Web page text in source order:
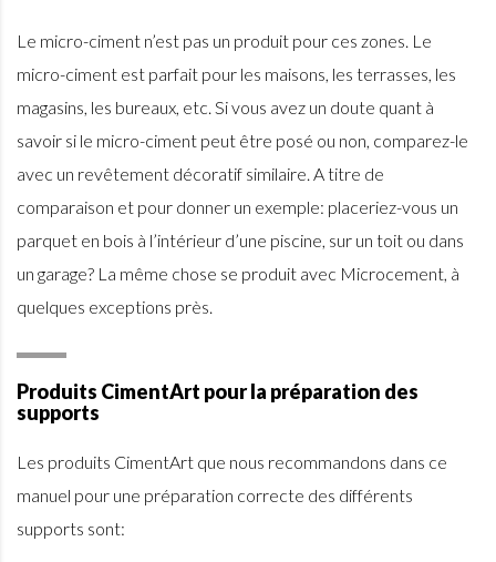
Le micro-ciment n’est pas un produit pour ces zones. Le
micro-ciment est parfait pour les maisons, les terrasses, les
magasins, les bureaux, etc. Si vous avez un doute quant à
savoir si le micro-ciment peut être posé ou non, comparez-le
avec un revêtement décoratif similaire. A titre de
comparaison et pour donner un exemple: placeriez-vous un
parquet en bois à l’intérieur d’une piscine, sur un toit ou dans
un garage? La même chose se produit avec Microcement, à
quelques exceptions près.
Produits CimentArt pour la préparation des
supports
Les produits CimentArt que nous recommandons dans ce
manuel pour une préparation correcte des différents
supports sont: